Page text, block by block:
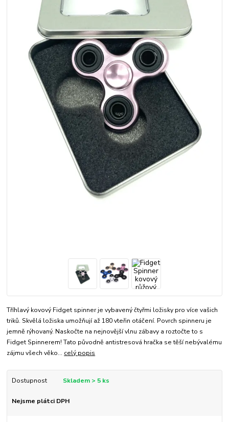
Tříhlavý kovový Fidget spinner je vybavený čtyřmi ložisky pro více vašich
triků. Skvělá ložiska umožňují až 180 vteřin otáčení. Povrch spinneru je
jemně rýhovaný. Naskočte na nejnovější vlnu zábavy a roztočte to s
Fidget Spinnerem! Tato původně antistresová hračka se těší nebývalému
zájmu všech věko... celý popis
Dostupnost Skladem > 5 ks
Nejsme plátci DPH